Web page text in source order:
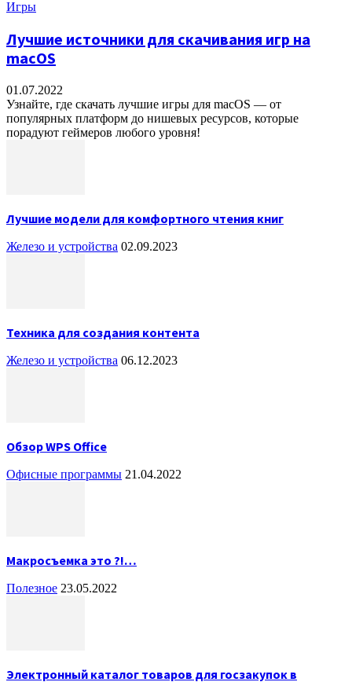
Игры
Лучшие источники для скачивания игр на
macOS
01.07.2022
Узнайте, где скачать лучшие игры для macOS — от
популярных платформ до нишевых ресурсов, которые
порадуют геймеров любого уровня!
Лучшие модели для комфортного чтения книг
Железо и устройства 02.09.2023
Техника для создания контента
Железо и устройства 06.12.2023
Обзор WPS Office
Офисные программы 21.04.2022
Макросъемка это ?!…
Полезное 23.05.2022
Электронный каталог товаров для госзакупок в